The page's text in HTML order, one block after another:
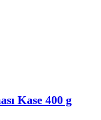
Kase 400 g